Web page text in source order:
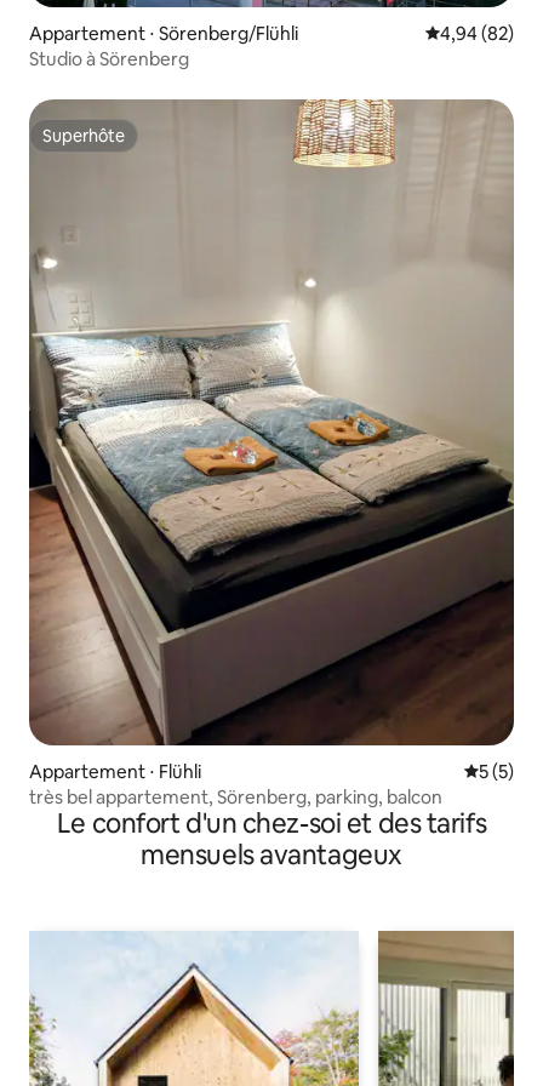
Appartement ⋅ Sörenberg/Flühli Évaluation
4,94 (82)
Studio à Sörenberg
Superhôte
Superhôte
Appartement ⋅ Flühli
5 (5)
très bel appartement, Sörenberg, parking, balcon
Le confort d'un chez-soi et des tarifs
mensuels avantageux